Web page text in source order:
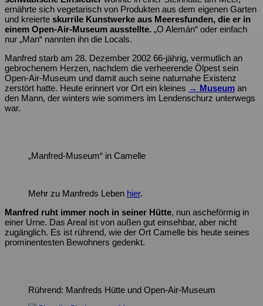
ernährte sich vegetarisch von Produkten aus dem eigenen Garten
und kreierte skurrile Kunstwerke aus Meeresfunden, die er in
einem Open-Air-Museum ausstellte. „O Alemán“ oder einfach
nur „Man“ nannten ihn die Locals.
Manfred starb am 28. Dezember 2002 66-jährig, vermutlich an
gebrochenem Herzen, nachdem die verheerende Ölpest sein
Open-Air-Museum und damit auch seine naturnahe Existenz
zerstört hatte. Heute erinnert vor Ort ein kleines → Museum an
den Mann, der winters wie sommers im Lendenschurz unterwegs
war.
„Manfred-Museum“ in Camelle
Mehr zu Manfreds Leben hier.
Manfred ruht immer noch in seiner Hütte, nun ascheförmig in
einer Urne. Das Areal ist von außen gut einsehbar, aber nicht
zugänglich. Es ist rührend, wie der Ort Camelle bis heute seines
prominentesten Bewohners gedenkt.
Rührend: Manfreds Hütte und Open-Air-Museum